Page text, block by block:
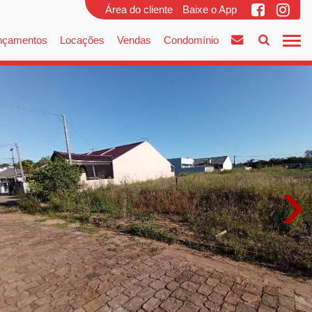
Área do cliente Baixe o App
Locações Vendas Condomínio
›